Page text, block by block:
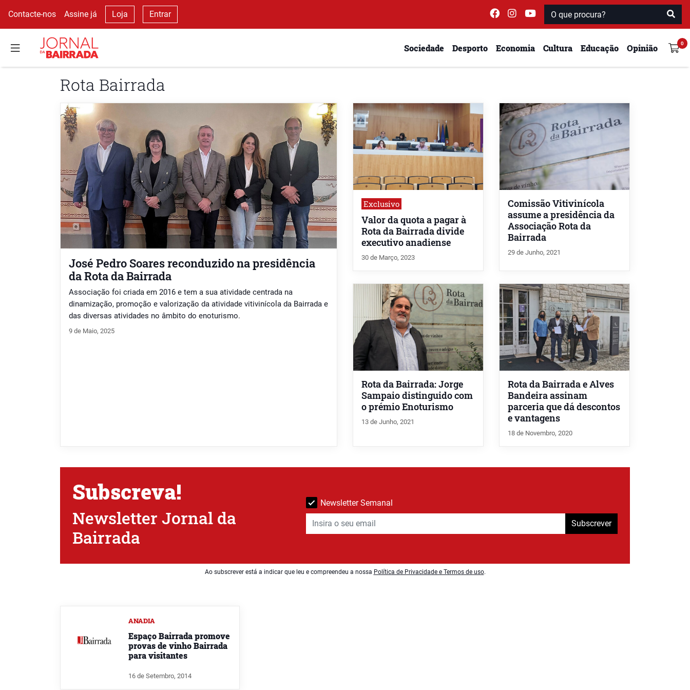
Contacte-nos Assine já Loja Entrar
Sociedade Desporto Economia Cultura Educação Opinião
Rota Bairrada
José Pedro Soares reconduzido na presidência
da Rota da Bairrada
Associação foi criada em 2016 e tem a sua atividade centrada na
dinamização, promoção e valorização da atividade vitivinícola da Bairrada e
das diversas atividades no âmbito do enoturismo.
9 de Maio, 2025
Exclusivo
Valor da quota a pagar à
Rota da Bairrada divide
executivo anadiense
30 de Março, 2023
Comissão Vitivinícola
assume a presidência da
Associação Rota da
Bairrada
29 de Junho, 2021
Rota da Bairrada: Jorge
Sampaio distinguido com
o prémio Enoturismo
13 de Junho, 2021
Rota da Bairrada e Alves
Bandeira assinam
parceria que dá descontos
e vantagens
18 de Novembro, 2020
Subscreva!
Newsletter Jornal da
Bairrada
Newsletter Semanal
Subscrever
Ao subscrever está a indicar que leu e compreendeu a nossa Política de Privacidade e Termos de uso.
ANADIA
Espaço Bairrada promove
provas de vinho Bairrada
para visitantes
16 de Setembro, 2014